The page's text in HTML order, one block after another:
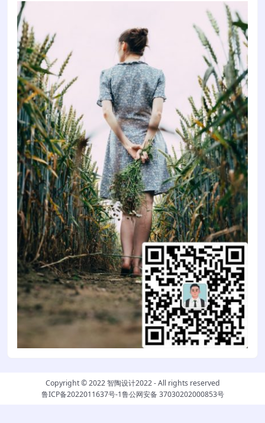
Copyright © 2022智陶设计2022- All rights reserved
鲁ICP备2022011637号-1鲁公网安备 37030202000853号